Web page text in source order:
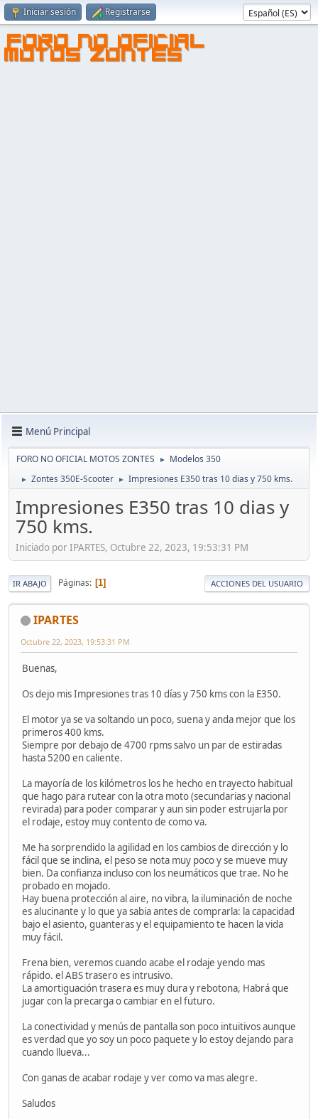
Iniciar sesión Registrarse
FORO NO OFICIAL
MOTOS ZONTES
Menú Principal
FORO NO OFICIAL MOTOS ZONTES ► Modelos 350
► Zontes 350E-Scooter ► Impresiones E350 tras 10 dias y 750 kms.
Impresiones E350 tras 10 dias y
750 kms.
Iniciado por IPARTES, Octubre 22, 2023, 19:53:31 PM
IR ABAJO Páginas 1 ACCIONES DEL USUARIO
IPARTES
Octubre 22, 2023, 19:53:31 PM
Buenas,
Os dejo mis Impresiones tras 10 días y 750 kms con la E350.
El motor ya se va soltando un poco, suena y anda mejor que los
primeros 400 kms.
Siempre por debajo de 4700 rpms salvo un par de estiradas
hasta 5200 en caliente.
La mayoría de los kilómetros los he hecho en trayecto habitual
que hago para rutear con la otra moto (secundarias y nacional
revirada) para poder comparar y aun sin poder estrujarla por
el rodaje, estoy muy contento de como va.
Me ha sorprendido la agilidad en los cambios de dirección y lo
fácil que se inclina, el peso se nota muy poco y se mueve muy
bien. Da confianza incluso con los neumáticos que trae. No he
probado en mojado.
Hay buena protección al aire, no vibra, la iluminación de noche
es alucinante y lo que ya sabia antes de comprarla: la capacidad
bajo el asiento, guanteras y el equipamiento te hacen la vida
muy fácil.
Frena bien, veremos cuando acabe el rodaje yendo mas
rápido. el ABS trasero es intrusivo.
La amortiguación trasera es muy dura y rebotona, Habrá que
jugar con la precarga o cambiar en el futuro.
La conectividad y menús de pantalla son poco intuitivos aunque
es verdad que yo soy un poco paquete y lo estoy dejando para
cuando llueva...
Con ganas de acabar rodaje y ver como va mas alegre.
Saludos